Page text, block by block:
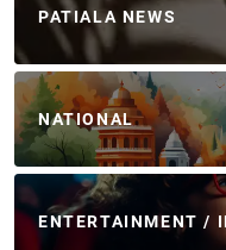
PATIALA NEWS
NATIONAL
ENTERTAINMENT /